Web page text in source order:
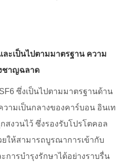
ะเป็นไปตามมาตรฐาน ความ
ชาญฉลาด
ซึ่งเป็นไปตามมาตรฐานด้าน
ามเป็นกลางของคาร์บอน อินเท
สงวนไว้ ซึ่งรองรับโปรโตคอล
ให้สามารถบูรณาการเข้ากับ
การบำรุงรักษาได้อย่างราบรื่น